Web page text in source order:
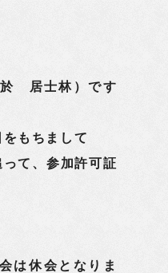
居士林）です
もちまして
て、参加許可証
は休会となりま